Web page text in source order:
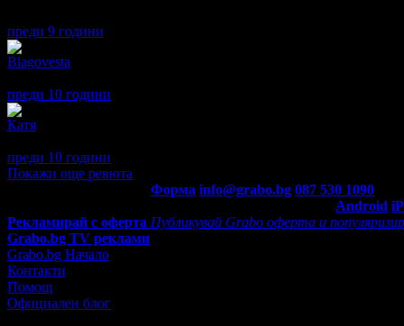
преди 9 години
Blagovesta
преди 10 години
Катя
преди 10 години
Покажи още ревюта
Форма info@grabo.bg 087 530 1090
Android
Рекламирай с оферта Публикувай Grabo оферта и
Grabo.bg TV реклами
Grabo.bg Начало
Контакти
Помощ
Официален блог